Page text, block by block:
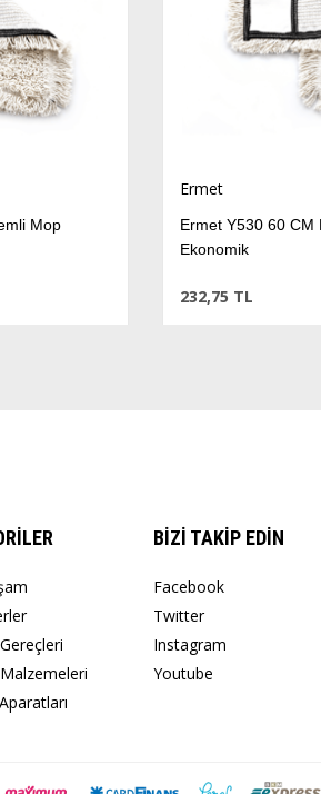
Mop
Ermet
Ermet Y530 60 CM
Ekonomik
232,75 TL
BİZİ TAKİP EDİN
Facebook
Twitter
Instagram
Youtube